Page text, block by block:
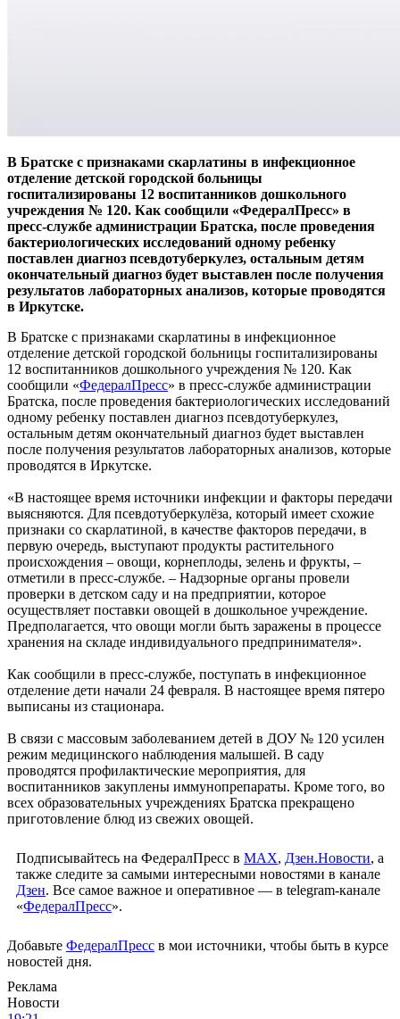
В Братске с признаками скарлатины в инфекционное
отделение детской городской больницы
госпитализированы 12 воспитанников дошкольного
учреждения № 120. Как сообщили «ФедералПресс» в
пресс-службе администрации Братска, после проведения
бактериологических исследований одному ребенку
поставлен диагноз псевдотуберкулез, остальным детям
окончательный диагноз будет выставлен после получения
результатов лабораторных анализов, которые проводятся
в Иркутске.
В Братске с признаками скарлатины в инфекционное
отделение детской городской больницы госпитализированы
12 воспитанников дошкольного учреждения № 120. Как
сообщили «ФедералПресс» в пресс-службе администрации
Братска, после проведения бактериологических исследований
одному ребенку поставлен диагноз псевдотуберкулез,
остальным детям окончательный диагноз будет выставлен
после получения результатов лабораторных анализов, которые
проводятся в Иркутске.
«В настоящее время источники инфекции и факторы передачи
выясняются. Для псевдотуберкулёза, который имеет схожие
признаки со скарлатиной, в качестве факторов передачи, в
первую очередь, выступают продукты растительного
происхождения – овощи, корнеплоды, зелень и фрукты, –
отметили в пресс-службе. – Надзорные органы провели
проверки в детском саду и на предприятии, которое
осуществляет поставки овощей в дошкольное учреждение.
Предполагается, что овощи могли быть заражены в процессе
хранения на складе индивидуального предпринимателя».
Как сообщили в пресс-службе, поступать в инфекционное
отделение дети начали 24 февраля. В настоящее время пятеро
выписаны из стационара.
В связи с массовым заболеванием детей в ДОУ № 120 усилен
режим медицинского наблюдения малышей. В саду
проводятся профилактические мероприятия, для
воспитанников закуплены иммунопрепараты. Кроме того, во
всех образовательных учреждениях Братска прекращено
приготовление блюд из свежих овощей.
Подписывайтесь на ФедералПресс в МАХ, Дзен.Новости, а
также следите за самыми интересными новостями в канале
Дзен. Все самое важное и оперативное — в telegram-канале
«ФедералПресс».
Добавьте ФедералПресс в мои источники, чтобы быть в курсе
новостей дня.
Реклама
Новости